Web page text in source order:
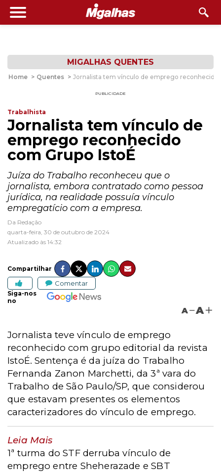
MIGALHAS QUENTES
Home > Quentes > Jornalista tem vínculo de emprego reconhecido
PUBLICIDADE
Trabalhista
Jornalista tem vínculo de
emprego reconhecido
com Grupo IstoÉ
Juíza do Trabalho reconheceu que o
jornalista, embora contratado como pessoa
jurídica, na realidade possuía vínculo
empregatício com a empresa.
Da Redação
quarta-feira, 30 de outubro de 2024
Atualizado às 14:32
Compartilhar
Comentar
Siga-nos
no
A A
Jornalista teve vínculo de emprego
reconhecido com grupo editorial da revista
IstoÉ. Sentença é da juíza do Trabalho
Fernanda Zanon Marchetti, da 3ª vara do
Trabalho de São Paulo/SP, que considerou
que estavam presentes os elementos
caracterizadores do vínculo de emprego.
Leia Mais
1ª turma do STF derruba vínculo de
emprego entre Sheherazade e SBT